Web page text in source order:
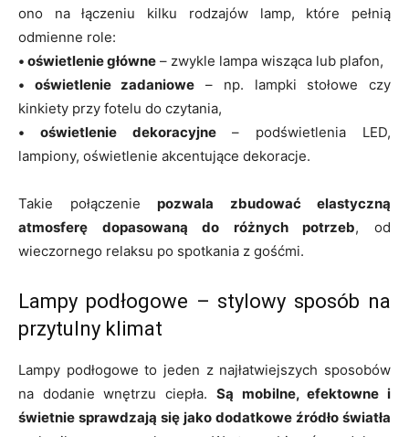
ono na łączeniu kilku rodzajów lamp, które pełnią
odmienne role:
• oświetlenie główne – zwykle lampa wisząca lub plafon,
• oświetlenie zadaniowe – np. lampki stołowe czy
kinkiety przy fotelu do czytania,
• oświetlenie dekoracyjne– podświetlenia LED,
lampiony, oświetlenie akcentujące dekoracje.
Takie połączenie pozwala zbudować elastyczną
atmosferę dopasowaną do różnych potrzeb, od
wieczornego relaksu po spotkania z gośćmi.
Lampy podłogowe – stylowy sposób na
przytulny klimat
Lampy podłogowe to jeden z najłatwiejszych sposobów
na dodanie wnętrzu ciepła. Są mobilne, efektowne i
świetnie sprawdzają się jako dodatkowe źródło światła